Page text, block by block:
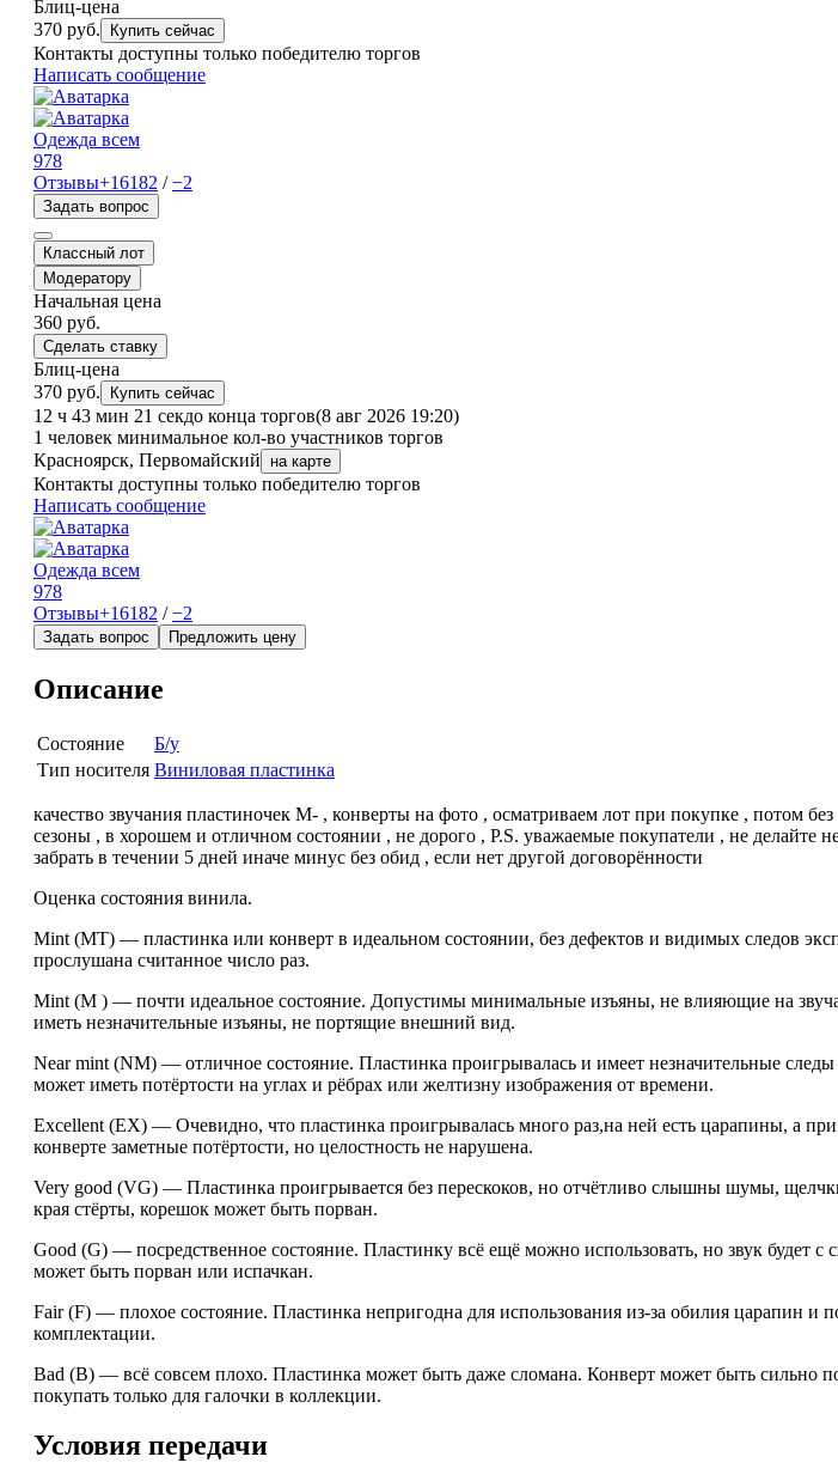
Блиц-цена
370 руб.
Купить сейчас
Контакты доступны только победителю торгов
Написать сообщение
Одежда всем
978
Отзывы+16182 /−2
Задать вопрос
Классный лот
Модератору
Начальная цена
360 руб.
Сделать ставку
Блиц-цена
370 руб.
Купить сейчас
12 ч 43 мин 21 секдо конца торгов(8 авг 2026 19:20)
1 человекминимальное кол-во участников торгов
Красноярск, Первомайский
на карте
Контакты доступны только победителю торгов
Написать сообщение
Одежда всем
978
Отзывы+16182 /−2
Задать вопрос Предложить цену
Описание
Состояние
Б/у
Тип носителя Виниловая пластинка
качество звучания пластиночек M- , конверты на фото , осматриваем лот при покупке , потом
сезоны , в хорошем и отличном состоянии , не дорого , Р.S. уважаемые покупатели , не
забрать в течении 5 дней иначе минус без обид , если нет другой договорённости
Оценка состояния винила.
Mint (MT) — пластинка или конверт в идеальном состоянии, без дефектов и видимых следов
прослушана считанное число раз.
Mint (M ) — почти идеальное состояние. Допустимы минимальные изъяны, не влияющие на
иметь незначительные изъяны, не портящие внешний вид.
Near mint (NM) — отличное состояние. Пластинка проигрывалась и имеет незначительные
может иметь потёртости на углах и рёбрах или желтизну изображения от времени.
Excellent (EX) — Очевидно, что пластинка проигрывалась много раз,на ней есть царапины,
конверте заметные потёртости, но целостность не нарушена.
Very good (VG) — Пластинка проигрывается без перескоков, но отчётливо слышны шумы,
края стёрты, корешок может быть порван.
Good (G) — посредственное состояние. Пластинку всё ещё можно использовать, но звук
может быть порван или испачкан.
Fair (F) — плохое состояние. Пластинка непригодна для использования из-за обилия царапин
комплектации.
Bad (B) — всё совсем плохо. Пластинка может быть даже сломана. Конверт может быть сильно
покупать только для галочки в коллекции.
Условия передачи